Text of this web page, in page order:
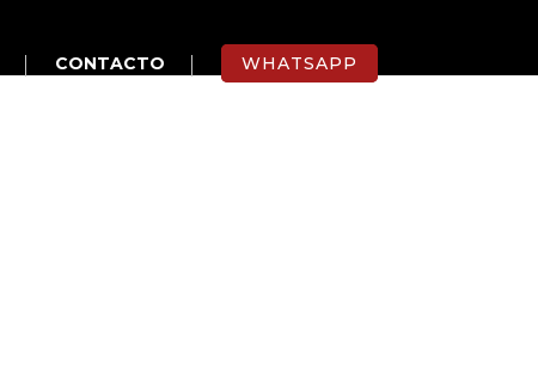
CONTACTO WHATSAPP